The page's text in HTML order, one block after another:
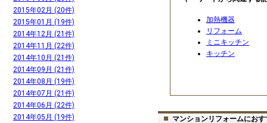
加熱機器
リフォーム
ミニキッチン
キッチン
マンションリフォームにお
2015年02月 (20件)
2015年01月 (19件)
2014年12月 (21件)
2014年11月 (22件)
2014年10月 (21件)
2014年09月 (21件)
2014年08月 (19件)
2014年07月 (21件)
2014年06月 (22件)
2014年05月 (19件)